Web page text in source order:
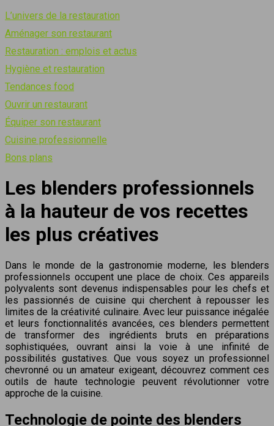
L’univers de la restauration
Aménager son restaurant
Restauration : emplois et actus
Hygiène et restauration
Tendances food
Ouvrir un restaurant
Équiper son restaurant
Cuisine professionnelle
Bons plans
Les blenders professionnels
à la hauteur de vos recettes
les plus créatives
Dans le monde de la gastronomie moderne, les blenders
professionnels occupent une place de choix. Ces appareils
polyvalents sont devenus indispensables pour les chefs et
les passionnés de cuisine qui cherchent à repousser les
limites de la créativité culinaire. Avec leur puissance inégalée
et leurs fonctionnalités avancées, ces blenders permettent
de transformer des ingrédients bruts en préparations
sophistiquées, ouvrant ainsi la voie à une infinité de
possibilités gustatives. Que vous soyez un professionnel
chevronné ou un amateur exigeant, découvrez comment ces
outils de haute technologie peuvent révolutionner votre
approche de la cuisine.
Technologie de pointe des blenders